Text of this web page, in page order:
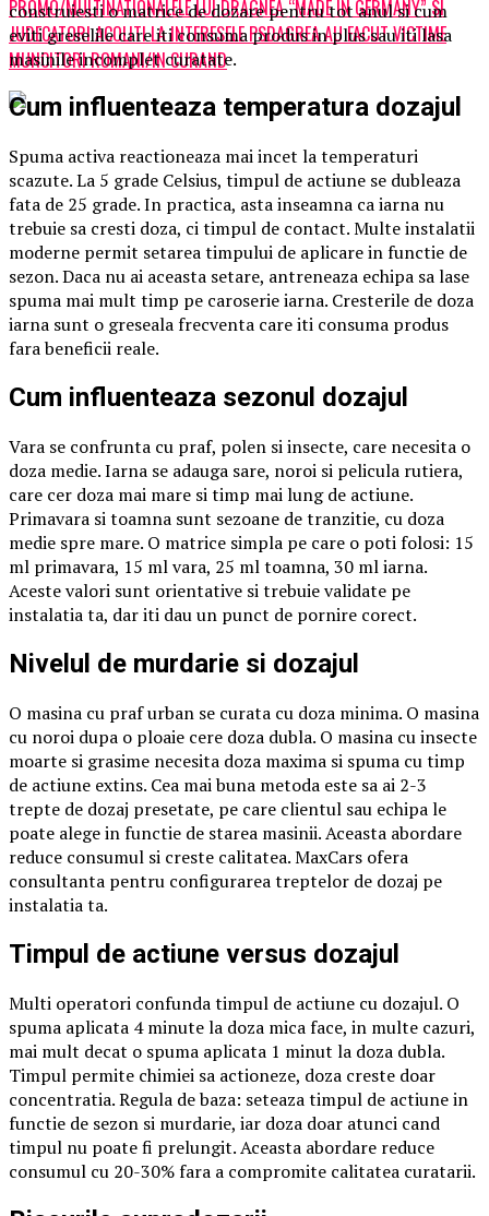
PROMO/MULTINATIONALELE LUI DRAGNEA “MADE IN GERMANY” SI
JUDECATORI ACOLITI LA INTERESELE PSDAGREA AU FACUT VICTIME
MUNCITORI ROMANI/IN CURAND
construiesti o matrice de dozare pentru tot anul si cum
eviti greselile care iti consuma produs in plus sau iti lasa
masinile incomplet curatate.
Cum influenteaza temperatura dozajul
Spuma activa reactioneaza mai incet la temperaturi
scazute. La 5 grade Celsius, timpul de actiune se dubleaza
fata de 25 grade. In practica, asta inseamna ca iarna nu
trebuie sa cresti doza, ci timpul de contact. Multe instalatii
moderne permit setarea timpului de aplicare in functie de
sezon. Daca nu ai aceasta setare, antreneaza echipa sa lase
spuma mai mult timp pe caroserie iarna. Cresterile de doza
iarna sunt o greseala frecventa care iti consuma produs
fara beneficii reale.
Cum influenteaza sezonul dozajul
Vara se confrunta cu praf, polen si insecte, care necesita o
doza medie. Iarna se adauga sare, noroi si pelicula rutiera,
care cer doza mai mare si timp mai lung de actiune.
Primavara si toamna sunt sezoane de tranzitie, cu doza
medie spre mare. O matrice simpla pe care o poti folosi: 15
ml primavara, 15 ml vara, 25 ml toamna, 30 ml iarna.
Aceste valori sunt orientative si trebuie validate pe
instalatia ta, dar iti dau un punct de pornire corect.
Nivelul de murdarie si dozajul
O masina cu praf urban se curata cu doza minima. O masina
cu noroi dupa o ploaie cere doza dubla. O masina cu insecte
moarte si grasime necesita doza maxima si spuma cu timp
de actiune extins. Cea mai buna metoda este sa ai 2-3
trepte de dozaj presetate, pe care clientul sau echipa le
poate alege in functie de starea masinii. Aceasta abordare
reduce consumul si creste calitatea. MaxCars ofera
consultanta pentru configurarea treptelor de dozaj pe
instalatia ta.
Timpul de actiune versus dozajul
Multi operatori confunda timpul de actiune cu dozajul. O
spuma aplicata 4 minute la doza mica face, in multe cazuri,
mai mult decat o spuma aplicata 1 minut la doza dubla.
Timpul permite chimiei sa actioneze, doza creste doar
concentratia. Regula de baza: seteaza timpul de actiune in
functie de sezon si murdarie, iar doza doar atunci cand
timpul nu poate fi prelungit. Aceasta abordare reduce
consumul cu 20-30% fara a compromite calitatea curatarii.